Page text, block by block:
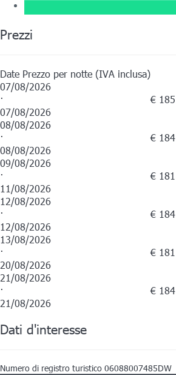
Prezzi
Date Prezzo per notte (IVA inclusa)
07/08/2026
·
07/08/2026
€ 185
08/08/2026
·
08/08/2026
€ 184
09/08/2026
·
11/08/2026
€ 181
12/08/2026
·
12/08/2026
€ 184
13/08/2026
·
20/08/2026
€ 181
21/08/2026
·
21/08/2026
€ 184
Dati d'interesse
Numero di registro turistico 06088007485DW